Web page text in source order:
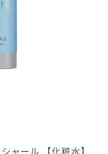
ャール 【化粧水】